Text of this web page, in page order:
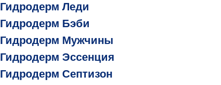
Гидродерм Леди
Гидродерм Бэби
Гидродерм Мужчины
Гидродерм Эссенция
Гидродерм Септизон